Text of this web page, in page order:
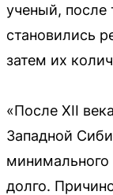
ученый,
становились
затем их
«После XII
Западной
минимального
долго.